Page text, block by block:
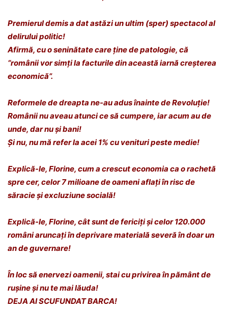
Premierul demis a dat astăzi un ultim (sper) spectacol al
delirului politic!
Afirmă, cu o seninătate care ține de patologie, că
“românii vor simți la facturile din această iarnă creșterea
economică”.
Reformele de dreapta ne-au adus înainte de Revoluție!
Românii nu aveau atunci ce să cumpere, iar acum au de
unde, dar nu și bani!
Și nu, nu mă refer la acei 1% cu venituri peste medie!
Explică-le, Florine, cum a crescut economia ca o rachetă
spre cer, celor 7 milioane de oameni aflați în risc de
săracie și excluziune socială!
Explică-le, Florine, cât sunt de fericiți și celor 120.000
români aruncați în deprivare materială severă în doar un
an de guvernare!
În loc să enervezi oamenii, stai cu privirea în pământ de
rușine și nu te mai lăuda!
DEJA AI SCUFUNDAT BARCA!